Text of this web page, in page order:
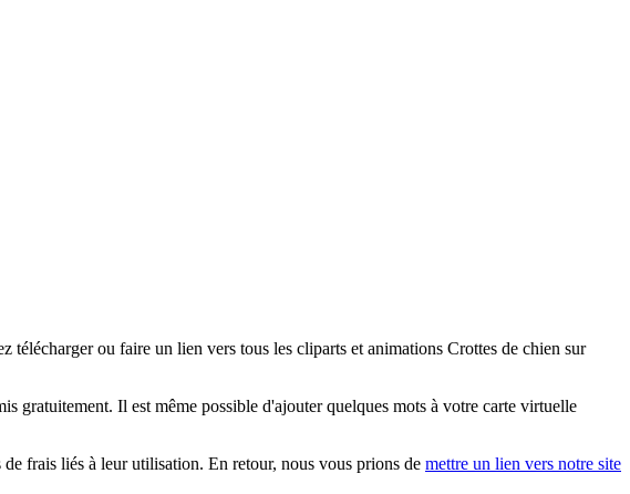
télécharger ou faire un lien vers tous les cliparts et animations Crottes de chien sur
gratuitement. Il est même possible d'ajouter quelques mots à votre carte virtuelle
frais liés à leur utilisation. En retour, nous vous prions de mettre un lien vers notre site